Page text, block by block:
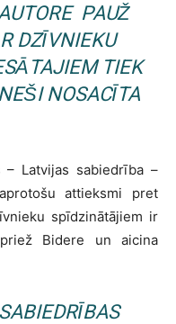
PAUŽ
DZĪVNIEKU
TIEK
NOSACĪTA
– Latvijas sabiedrība –
attieksmi pret
spīdzinātājiem ir
Bidere un aicina